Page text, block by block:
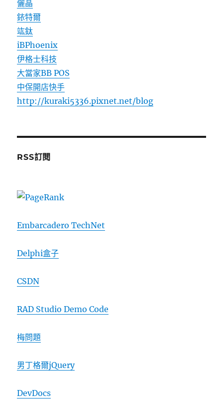
儷晶
銥特爾
竑鈦
iBPhoenix
伊格士科技
大當家BB POS
中保開店快手
http://kuraki5336.pixnet.net/blog
RSS訂閱
Embarcadero TechNet
Delphi盒子
CSDN
RAD Studio Demo Code
梅問題
男丁格爾jQuery
DevDocs